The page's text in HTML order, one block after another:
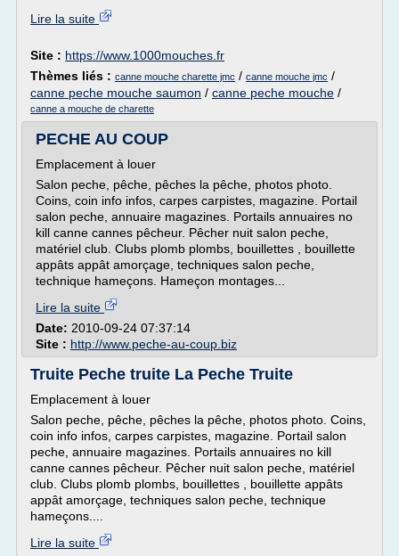
Lire la suite
Site : https://www.1000mouches.fr
Thèmes liés : canne mouche charette jmc / canne mouche jmc /
canne peche mouche saumon / canne peche mouche /
canne a mouche de charette
PECHE AU COUP
Emplacement à louer
Salon peche, pêche, pêches la pêche, photos photo.
Coins, coin info infos, carpes carpistes, magazine. Portail
salon peche, annuaire magazines. Portails annuaires no
kill canne cannes pêcheur. Pêcher nuit salon peche,
matériel club. Clubs plomb plombs, bouillettes , bouillette
appâts appât amorçage, techniques salon peche,
technique hameçons. Hameçon montages...
Lire la suite
Date: 2010-09-24 07:37:14
Site : http://www.peche-au-coup.biz
Truite Peche truite La Peche Truite
Emplacement à louer
Salon peche, pêche, pêches la pêche, photos photo. Coins,
coin info infos, carpes carpistes, magazine. Portail salon
peche, annuaire magazines. Portails annuaires no kill
canne cannes pêcheur. Pêcher nuit salon peche, matériel
club. Clubs plomb plombs, bouillettes , bouillette appâts
appât amorçage, techniques salon peche, technique
hameçons....
Lire la suite